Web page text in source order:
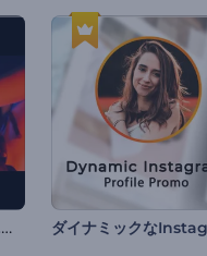
ストンプ選手権オープニング